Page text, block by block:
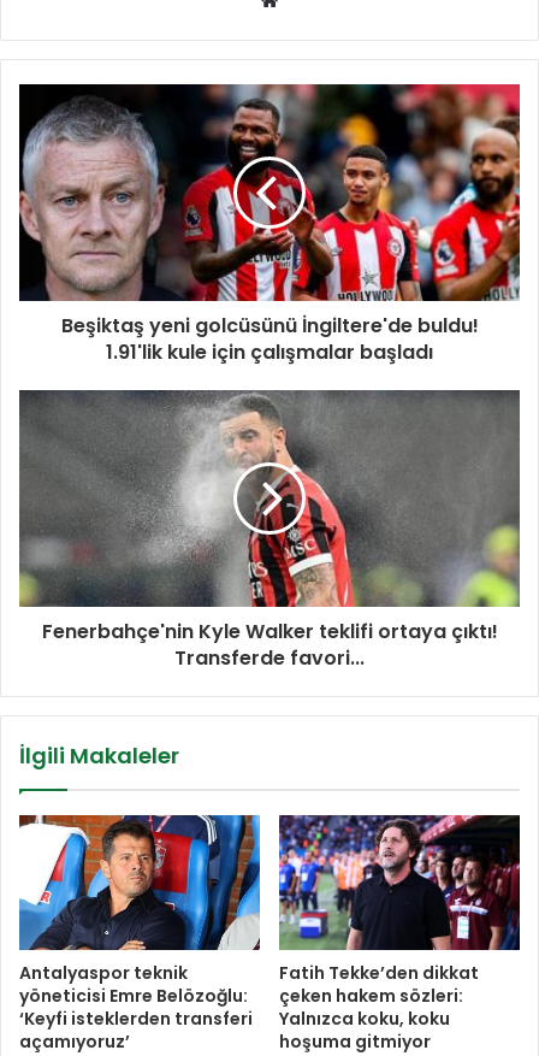
Beşiktaş yeni golcüsünü İngiltere'de buldu!
1.91'lik kule için çalışmalar başladı
Fenerbahçe'nin Kyle Walker teklifi ortaya çıktı!
Transferde favori...
İlgili Makaleler
Antalyaspor teknik
yöneticisi Emre Belözoğlu:
‘Keyfi isteklerden transferi
açamıyoruz’
Fatih Tekke’den dikkat
çeken hakem sözleri:
Yalnızca koku, koku
hoşuma gitmiyor